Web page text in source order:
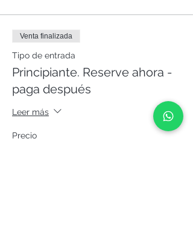
Venta finalizada
Tipo de entrada
Principiante. Reserve ahora -
paga después
Leer más
Precio